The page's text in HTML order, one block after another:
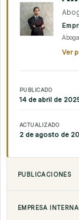
Ver
PUBLICADO
14 de abril de
ACTUALIZADO
2 de agosto de
PUBLICACIONES
EMPRESA